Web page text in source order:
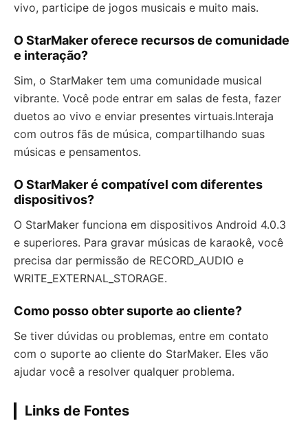
vivo, participe de jogos musicais e muito mais.
O StarMaker oferece recursos de comunidade
e interação?
Sim, o StarMaker tem uma comunidade musical
vibrante. Você pode entrar em salas de festa, fazer
duetos ao vivo e enviar presentes virtuais.Interaja
com outros fãs de música, compartilhando suas
músicas e pensamentos.
O StarMaker é compatível com diferentes
dispositivos?
O StarMaker funciona em dispositivos Android 4.0.3
e superiores. Para gravar músicas de karaokê, você
precisa dar permissão de RECORD_AUDIO e
WRITE_EXTERNAL_STORAGE.
Como posso obter suporte ao cliente?
Se tiver dúvidas ou problemas, entre em contato
com o suporte ao cliente do StarMaker. Eles vão
ajudar você a resolver qualquer problema.
Links de Fontes